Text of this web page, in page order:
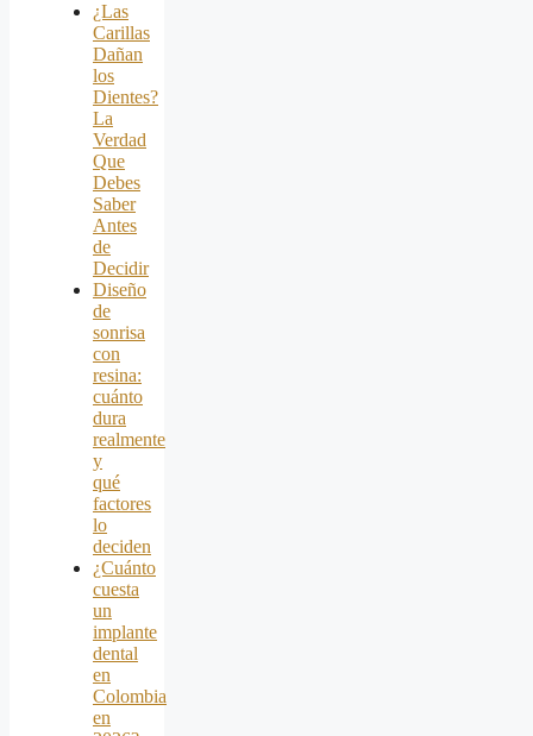
¿Las
Carillas
Dañan
los
Dientes?
La
Verdad
Que
Debes
Saber
Antes
de
Decidir
Diseño
de
sonrisa
con
resina:
cuánto
dura
realmente
y
qué
factores
lo
deciden
¿Cuánto
cuesta
un
implante
dental
en
Colombia
en